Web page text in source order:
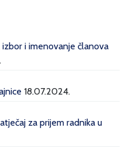
izbor i imenovanje članova
18.07.2024.
za prijem radnika u